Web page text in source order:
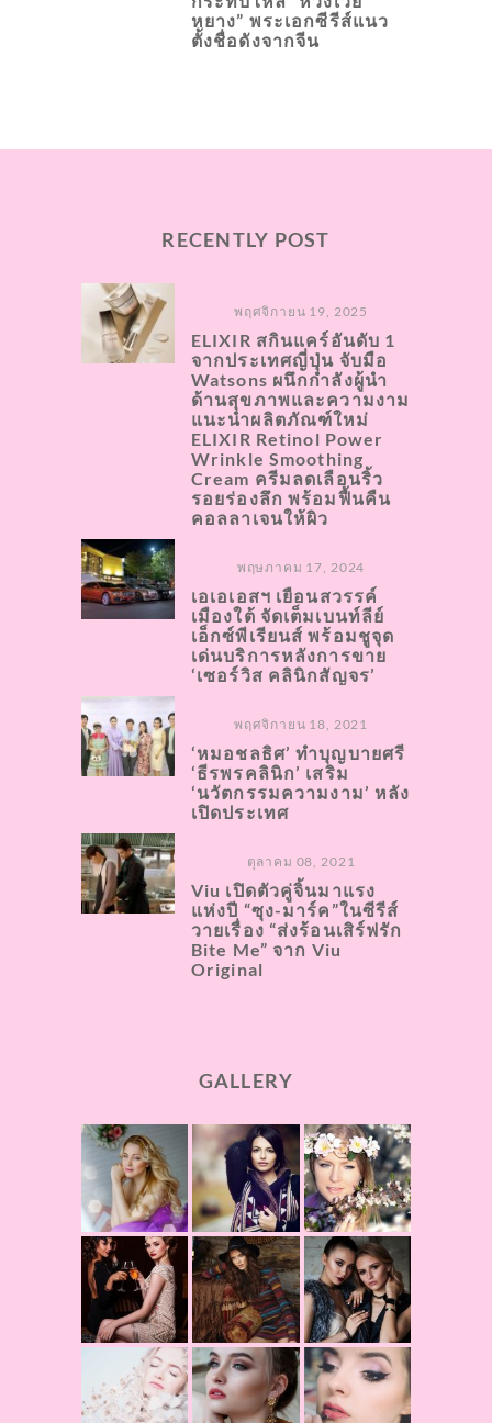
หยาง” พระเอกซีรีส์แนว
ตั้งชื่อดังจากจีน
RECENTLY POST
พฤศจิกายน 19, 2025
ELIXIR สกินแคร์อันดับ 1
จากประเทศญี่ปุ่น จับมือ
Watsons ผนึกกำลังผู้นำ
ด้านสุขภาพและความงาม
แนะนำผลิตภัณฑ์ใหม่
ELIXIR Retinol Power
Wrinkle Smoothing
Cream ครีมลดเลือนริ้ว
รอยร่องลึก พร้อมฟื้นคืน
คอลลาเจนให้ผิว
พฤษภาคม 17, 2024
เอเอเอสฯ เยือนสวรรค์
เมืองใต้ จัดเต็มเบนท์ลีย์
เอ็กซ์พีเรียนส์ พร้อมชูจุด
เด่นบริการหลังการขาย
‘เซอร์วิส คลินิกสัญจร’
พฤศจิกายน 18, 2021
‘หมอชลธิศ’ ทำบุญบายศรี
‘ธีรพรคลินิก’ เสริม
‘นวัตกรรมความงาม’ หลัง
เปิดประเทศ
ตุลาคม 08, 2021
Viu เปิดตัวคู่จิ้นมาแรง
แห่งปี “ซุง-มาร์ค”ในซีรีส์
วายเรื่อง “ส่งร้อนเสิร์ฟรัก
Bite Me” จาก Viu
Original
GALLERY